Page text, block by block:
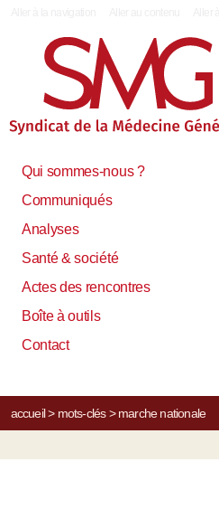
Qui sommes-nous ?
Communiqués
Analyses
Santé & société
Actes des rencontres
Boîte à outils
Contact
accueil> mots-clés> marche nationale